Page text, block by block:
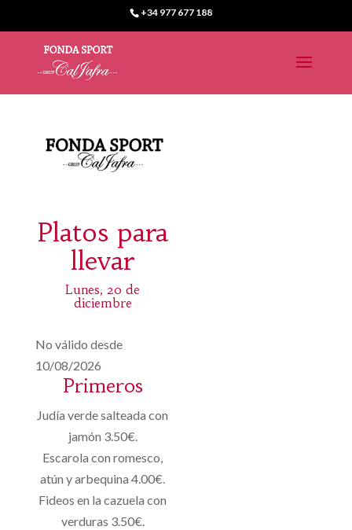
+34 977 677 188
Platos para
llevar
Lunes, 20 de
diciembre
No válido desde
10/08/2026
Primeros
Judía verde salteada con
jamón 3.50€.
Escarola con romesco,
atún y arbequina 4.00€.
Fideos en la cazuela con
verduras 3.50€.